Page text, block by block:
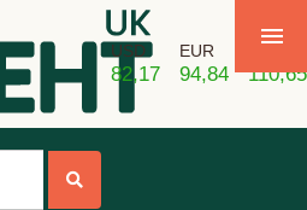
USD
82,17
EUR
94,84 110,65